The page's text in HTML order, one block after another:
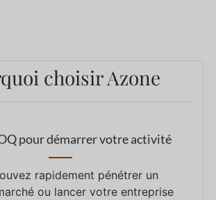
choisir Azone
pour démarrer votre activité
rapidement pénétrer un
ou lancer votre entreprise